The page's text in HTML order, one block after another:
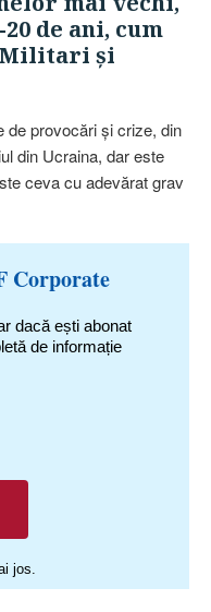
de ani, cum
Militari şi
de provocări şi crize, din
din Ucraina, dar este
ceva cu adevărat grav
Corporate
dacă ești abonat
de informație
jos.